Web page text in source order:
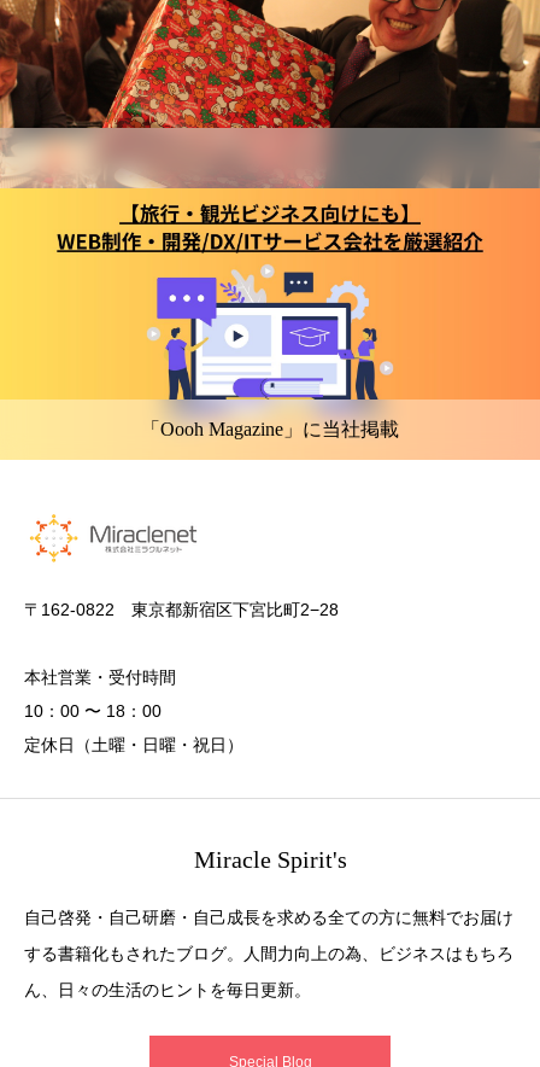
「Oooh Magazine」に当社掲載
〒162-0822 東京都新宿区下宮比町2−28
本社営業・受付時間
10：00 〜 18：00
定休日（土曜・日曜・祝日）
Miracle Spirit's
自己啓発・自己研磨・自己成長を求める全ての方に無料でお届け
する書籍化もされたブログ。人間力向上の為、ビジネスはもちろ
ん、日々の生活のヒントを毎日更新。
Special Blog